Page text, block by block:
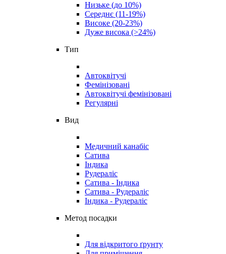
Низьке (до 10%)
Середнє (11-19%)
Високе (20-23%)
Дуже висока (>24%)
Тип
Автоквітучі
Фемінізовані
Автоквітучі фемінізовані
Регулярні
Вид
Медичний канабіс
Сатива
Індика
Рудераліс
Сатива - Індика
Сатива - Рудераліс
Індика - Рудераліс
Метод посадки
Для відкритого ґрунту